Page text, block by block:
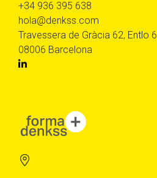
+34 936 395 638
hola@denkss.com
Travessera de Gràcia 62, Entlo 6
08006 Barcelona